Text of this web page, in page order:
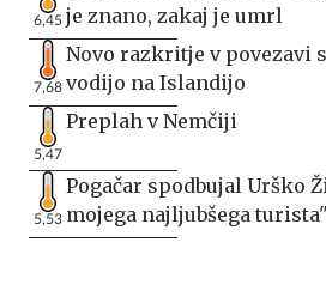
6,45 je znano, zakaj je umrl
7,68
Novo razkritje v povezavi
vodijo na Islandijo
5,47
Preplah v Nemčiji
5,53
Pogačar spodbujal Urško
mojega najljubšega turista"